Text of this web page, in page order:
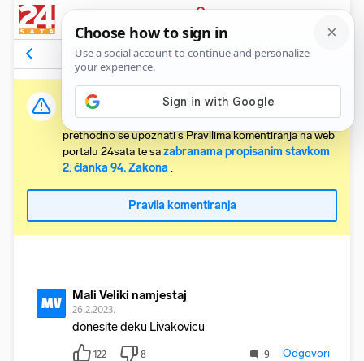
PRIJAVA
Komentari1073 Relevantni
Važna obavijest:
Svaki korisnik koji želi komentirati članke obvezan je
prethodno se upoznati s Pravilima komentiranja na web
portalu 24sata te sazabranama propisanim stavkom
2. članka 94. Zakona .
Pravila komentiranja
MV Mali Veliki namjestaj
26.2.2023.
donesite deku Livakovicu
122 8 9 Odgovori